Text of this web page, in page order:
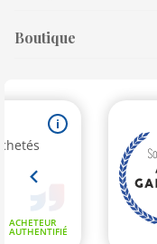
Boutique